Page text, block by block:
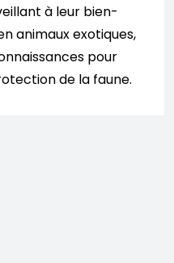
à leur bien-
animaux exotiques,
pour
de la faune.